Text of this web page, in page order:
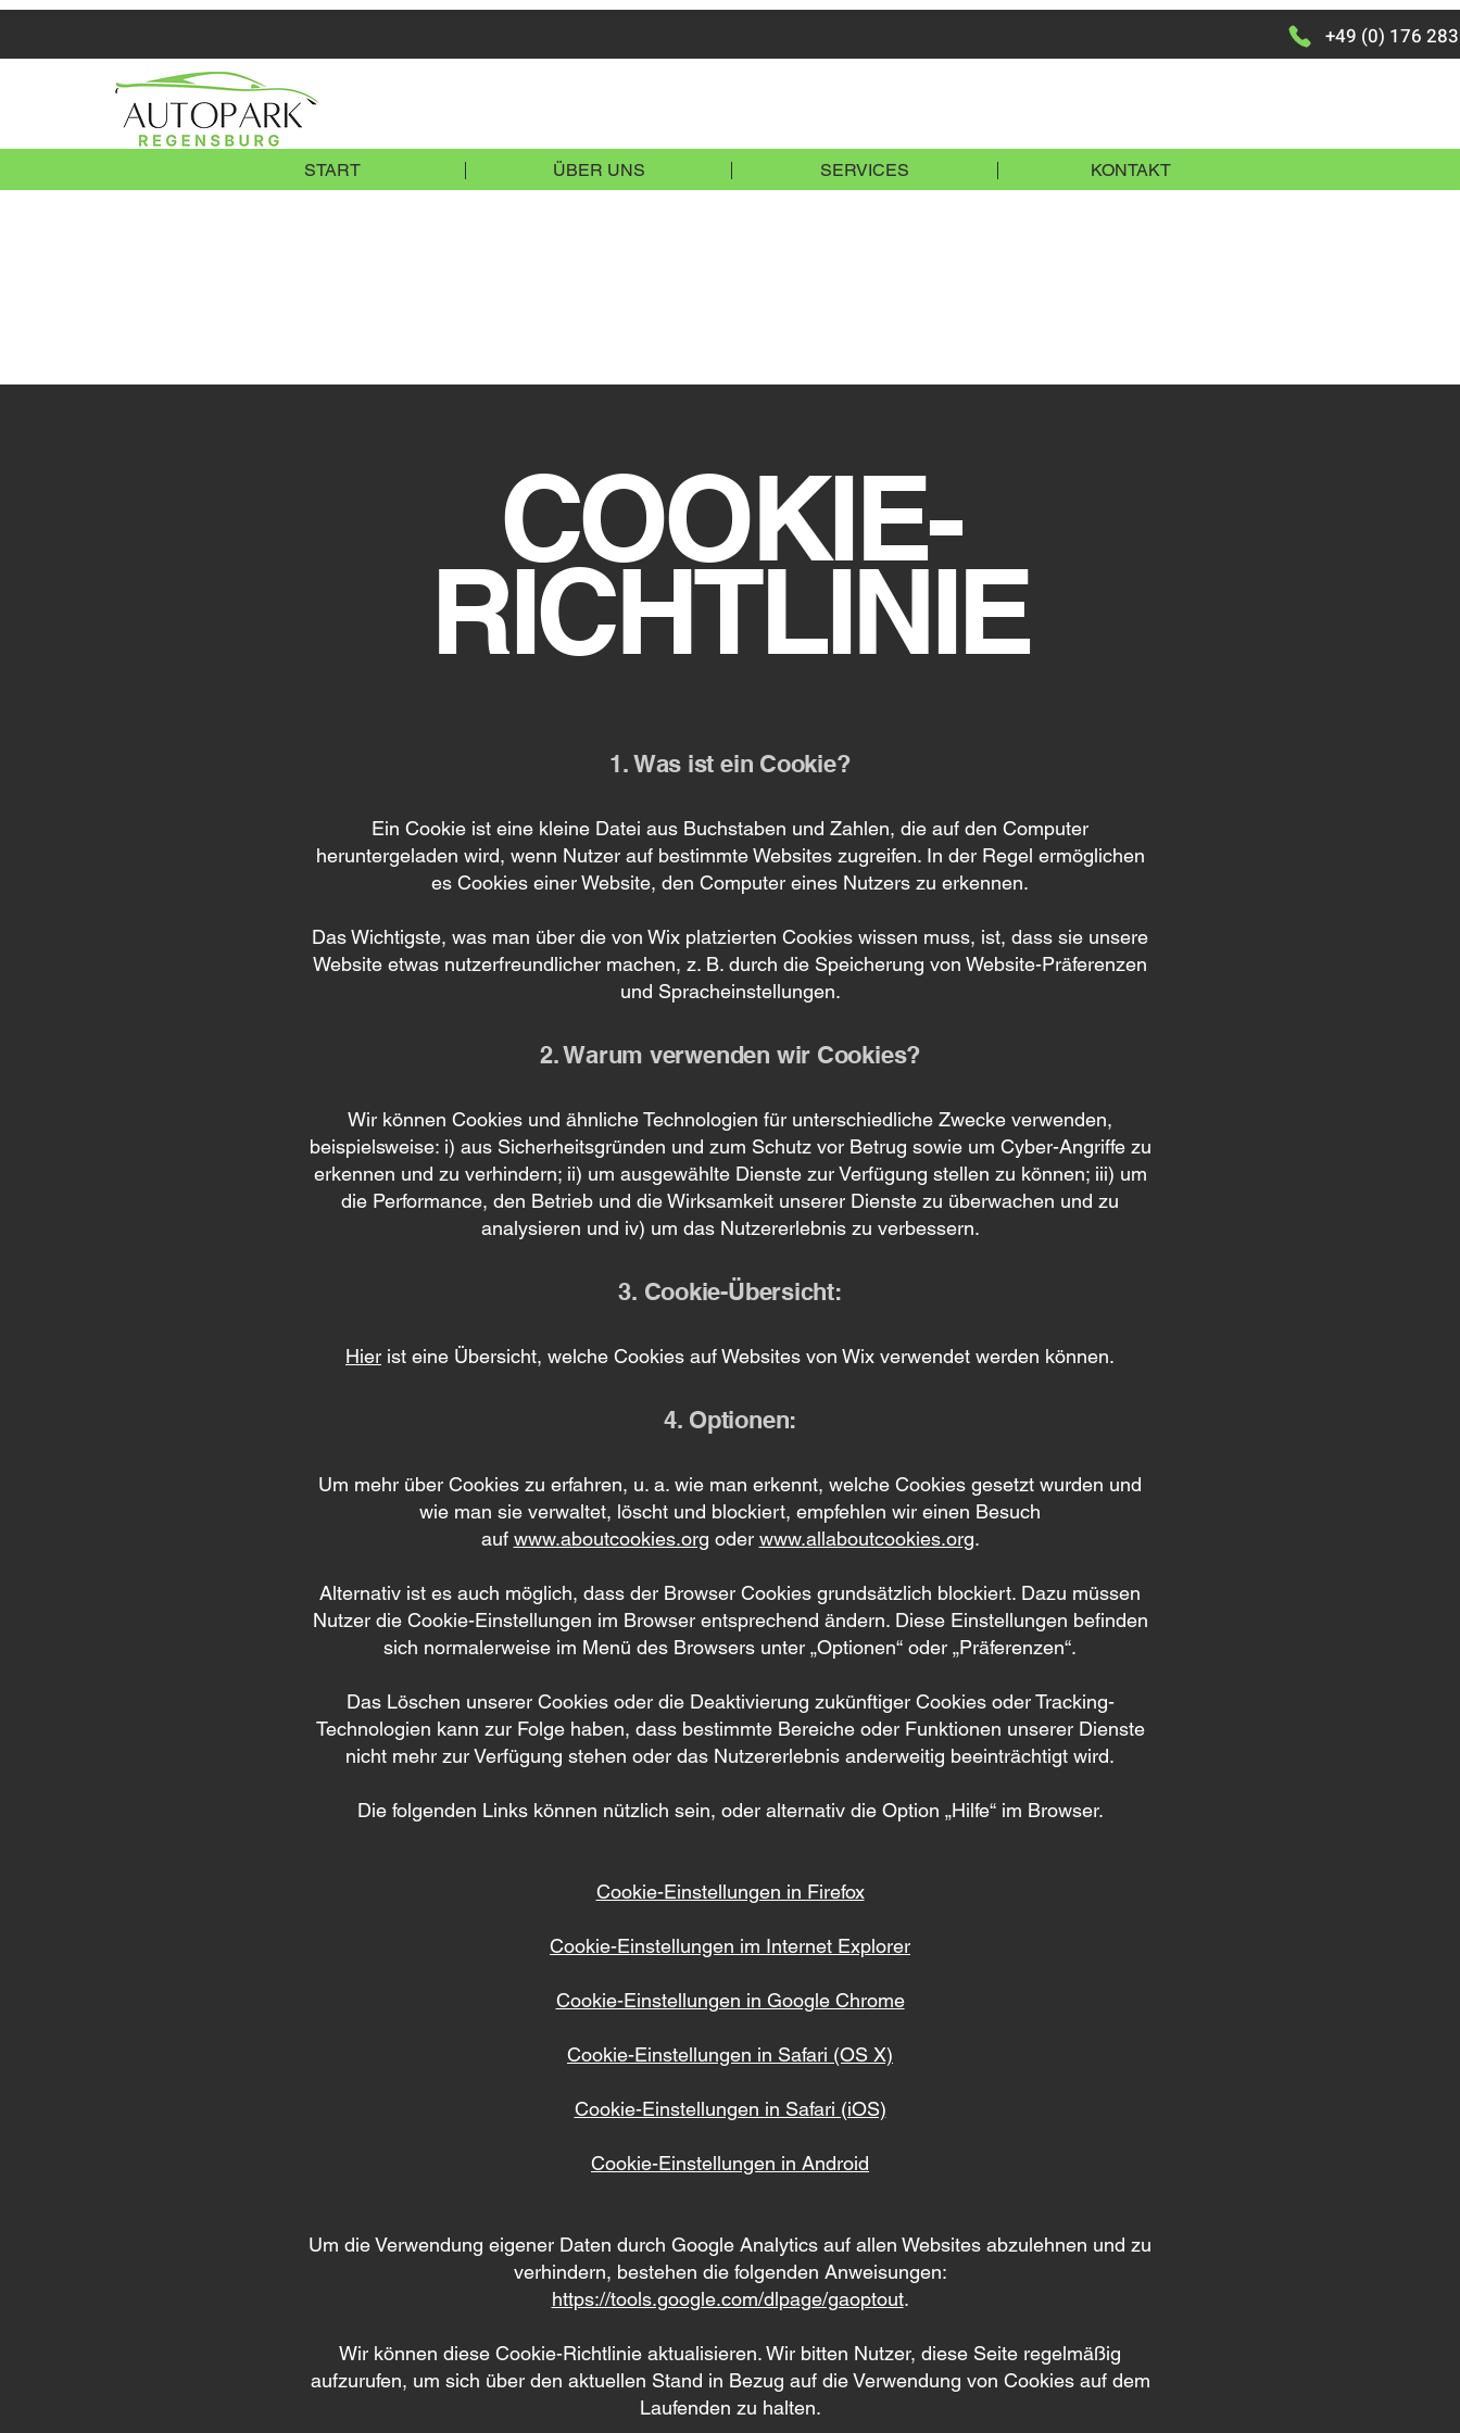
+49 (0) 176
START ÜBER UNS SERVICES KONTAKT
COOKIE-
RICHTLINIE
1. Was ist ein Cookie?
Ein Cookie ist eine kleine Datei aus Buchstaben und Zahlen, die auf den Computer
heruntergeladen wird, wenn Nutzer auf bestimmte Websites zugreifen. In der Regel ermöglichen
es Cookies einer Website, den Computer eines Nutzers zu erkennen.
Das Wichtigste, was man über die von Wix platzierten Cookies wissen muss, ist, dass sie unsere
Website etwas nutzerfreundlicher machen, z. B. durch die Speicherung von Website-Präferenzen
und Spracheinstellungen.
2. Warum verwenden wir Cookies?
Wir können Cookies und ähnliche Technologien für unterschiedliche Zwecke verwenden,
beispielsweise: i) aus Sicherheitsgründen und zum Schutz vor Betrug sowie um Cyber-Angriffe zu
erkennen und zu verhindern; ii) um ausgewählte Dienste zur Verfügung stellen zu können; iii) um
die Performance, den Betrieb und die Wirksamkeit unserer Dienste zu überwachen und zu
analysieren und iv) um das Nutzererlebnis zu verbessern.
3. Cookie-Übersicht:
Hier ist eine Übersicht, welche Cookies auf Websites von Wix verwendet werden können.
4. Optionen:
Um mehr über Cookies zu erfahren, u. a. wie man erkennt, welche Cookies gesetzt wurden und
wie man sie verwaltet, löscht und blockiert, empfehlen wir einen Besuch
auf www.aboutcookies.org oder www.allaboutcookies.org.
Alternativ ist es auch möglich, dass der Browser Cookies grundsätzlich blockiert. Dazu müssen
Nutzer die Cookie-Einstellungen im Browser entsprechend ändern. Diese Einstellungen befinden
sich normalerweise im Menü des Browsers unter „Optionen“ oder „Präferenzen“.
Das Löschen unserer Cookies oder die Deaktivierung zukünftiger Cookies oder Tracking-
Technologien kann zur Folge haben, dass bestimmte Bereiche oder Funktionen unserer Dienste
nicht mehr zur Verfügung stehen oder das Nutzererlebnis anderweitig beeinträchtigt wird.
Die folgenden Links können nützlich sein, oder alternativ die Option „Hilfe“ im Browser.
Cookie-Einstellungen in Firefox
Cookie-Einstellungen im Internet Explorer
Cookie-Einstellungen in Google Chrome
Cookie-Einstellungen in Safari (OS X)
Cookie-Einstellungen in Safari (iOS)
Cookie-Einstellungen in Android
Um die Verwendung eigener Daten durch Google Analytics auf allen Websites abzulehnen und zu
verhindern, bestehen die folgenden Anweisungen:
https://tools.google.com/dlpage/gaoptout.
Wir können diese Cookie-Richtlinie aktualisieren. Wir bitten Nutzer, diese Seite regelmäßig
aufzurufen, um sich über den aktuellen Stand in Bezug auf die Verwendung von Cookies auf dem
Laufenden zu halten.